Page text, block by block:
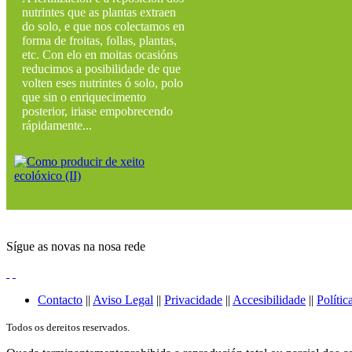
nutrintes que as plantas extraen
do solo, e que nos colectamos en
forma de froitas, follas, plantas,
etc. Con elo en moitas ocasións
reducimos a posibilidade de que
volten eses nutrintes ó solo, polo
que sin o enriquecimento
posterior, iriase empobrecendo
rápidamente...
Sígue as novas na nosa rede
Contacto || Aviso Legal || Privacidade || Accesibilidade ||
Todos os dereitos reservados.